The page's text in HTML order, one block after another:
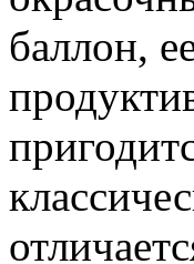
баллон,